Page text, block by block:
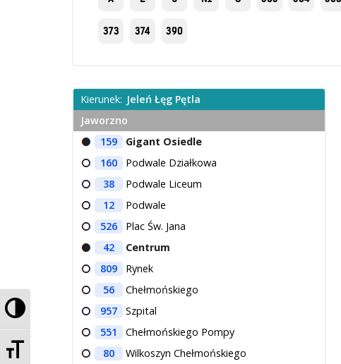
Przełącz wysoki kontrast
Zmień rozmiar czcionek
373 374 390
Kierunek: Jeleń Łęg Pętla
Jaworzno
159
Gigant Osiedle
160
Podwale Działkowa
38
Podwale Liceum
12
Podwale
526
Plac Św. Jana
42
Centrum
809
Rynek
56
Chełmońskiego
957
Szpital
551
Chełmońskiego Pompy
80
Wilkoszyn Chełmońskiego